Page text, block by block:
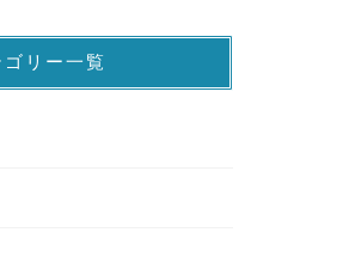
ゴリー一覧